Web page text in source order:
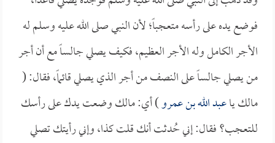
فوضع يده على رأسه متعجباً؛ لأن النبي صلى الله عليه وسلم له
الأجر الكامل وله الأجر العظيم، فكيف يصلي جالساً مع أن أجر
من يصلي جالساً على النصف من أجر الذي يصلي قائماً، فقال: (
مالك ياعبد الله بن عمرو) أي: مالك وضعت يدك على رأسك
للتعجب؟ فقال: إني حُدثت أنك قلت كذا، وإني رأيتك تصلي